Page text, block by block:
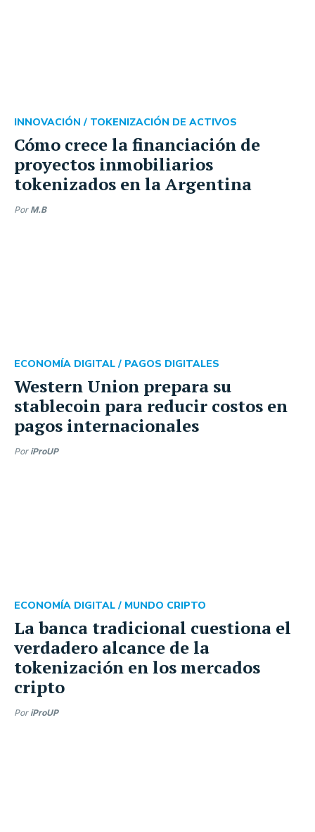
Cómo crece la financiación de
proyectos inmobiliarios
tokenizados en la Argentina
INNOVACIÓN / TOKENIZACIÓN DE ACTIVOS
Por M.B
Western Union prepara su
stablecoin para reducir costos en
pagos internacionales
ECONOMÍA DIGITAL / PAGOS DIGITALES
Por iProUP
La banca tradicional cuestiona el
verdadero alcance de la
tokenización en los mercados
cripto
ECONOMÍA DIGITAL / MUNDO CRIPTO
Por iProUP